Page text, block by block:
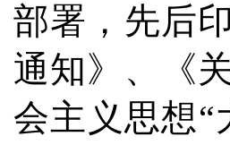
部署，先后
通知》、《
会主义思想